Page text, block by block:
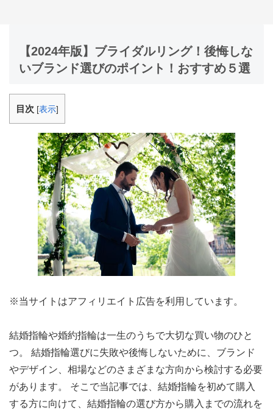
【2024年版】ブライダルリング！後悔しな
いブランド選びのポイント！おすすめ５選
目次 [表示]
※当サイトはアフィリエイト広告を利用しています。
結婚指輪や婚約指輪は一生のうちで大切な買い物のひと
つ。 結婚指輪選びに失敗や後悔しないために、ブランド
やデザイン、相場などのさまざまな方向から検討する必要
があります。 そこで当記事では、結婚指輪を初めて購入
する方に向けて、 結婚指輪の選び方から購入までの流れを